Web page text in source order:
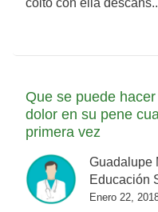
coito con ella
Que se puede
dolor en su pene
primera vez
Guadalupe
Educación
Enero 22,